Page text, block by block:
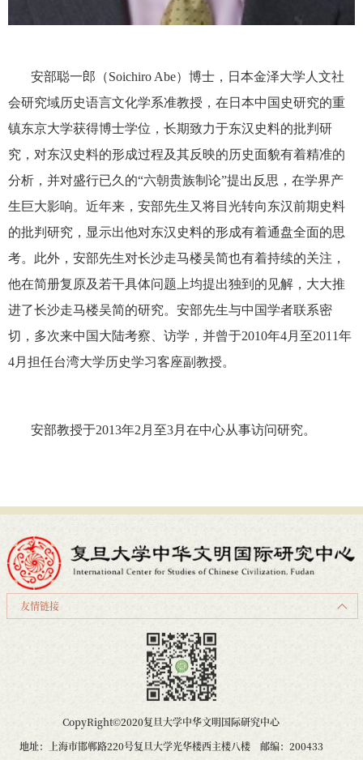
安部聪一郎（Soichiro Abe）博士， 日本金泽大学人文社
会研究域历史语言文化学系准教授，在 日本中国史研究的重
镇东京大学获得博士学位， 长期致力于东汉史料的批判研
究，对东汉史料的形成过程及其反映的历史面貌有着精准的
分析，并对盛行已久的“六朝贵族制论”提出反思，在学界产
生巨大影响。 近年来，安部先生又将目光转向东汉前期史料
的批判研究，显示出他对东汉史料的形成有着通盘全面的思
考。此外，安部先生对长沙走马楼吴简也有着持续的关注，
他在简册复原及若干具体问题上均提出独到的见解，大大推
进了长沙走马楼吴简的研究。 安部先生与中国学者联系密
切，多次来中国大陆考察、访学，并曾于2010年4月 至2011年
4月担任台湾大学历史学习客座副教授。
安部教授于2013年2 月 至3月在中心从事访问研究。
友情链接
CopyRight©2020复旦大学中华文明国际研究中心
地址：上海市邯郸路220号复旦大学光华楼西主楼八楼 邮编：200433